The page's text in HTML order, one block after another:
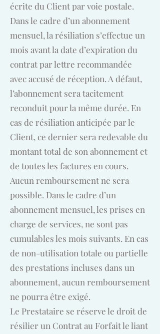
écrite du Client par voie postale.
Dans le cadre d’un abonnement
mensuel, la résiliation s’effectue un
mois avant la date d’expiration du
contrat par lettre recommandée
avec accusé de réception. A défaut,
l’abonnement sera tacitement
reconduit pour la même durée. En
cas de résiliation anticipée par le
Client, ce dernier sera redevable du
montant total de son abonnement et
de toutes les factures en cours.
Aucun remboursement ne sera
possible. Dans le cadre d’un
abonnement mensuel, les prises en
charge de services, ne sont pas
cumulables les mois suivants. En cas
de non-utilisation totale ou partielle
des prestations incluses dans un
abonnement, aucun remboursement
ne pourra être exigé.
Le Prestataire se réserve le droit de
résilier un Contrat au Forfait le liant